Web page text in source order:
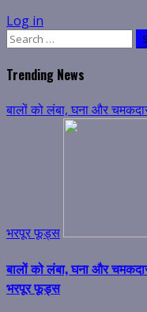
Log in
Search
Trending News
बालों को लंबा, घना और
भरपूर फूड्स
बालों को लंबा, घना और
भरपूर फूड्स